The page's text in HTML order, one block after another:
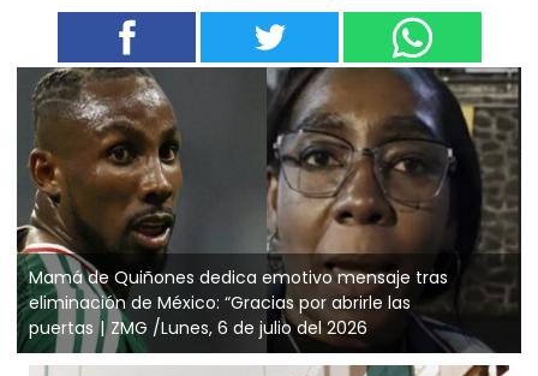
Mamá de Quiñones dedica emotivo mensaje tras
eliminación de México: “Gracias por abrirle las
puertas
ZMG /Lunes, 6 de julio del 2026